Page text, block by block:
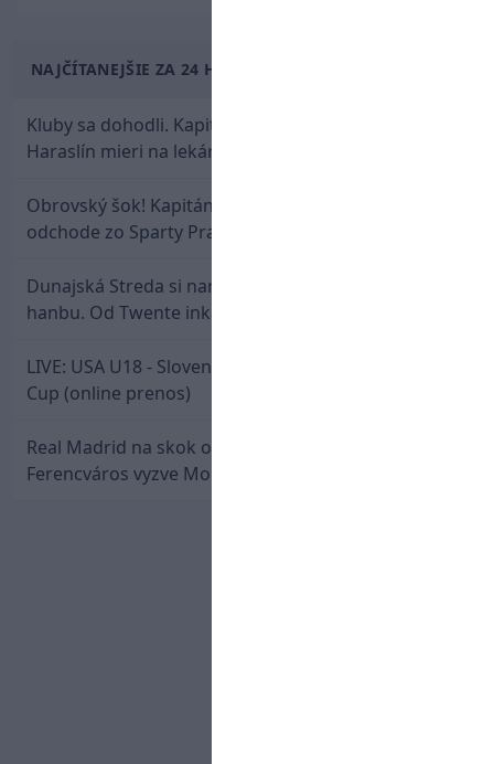
NAJČÍTANEJŠIE ZA 24 HODÍN
Kluby sa dohodli. Kapitán Sparty Praha Lukáš
Haraslín mieri na lekársku prehliadku
Obrovský šok! Kapitán Lukáš Haraslín je údajne na
odchode zo Sparty Praha
Dunajská Streda si narobila v Holandsku poriadnu
hanbu. Od Twente inkasovala poltucet
LIVE: USA U18 - Slovensko U18 / Hlinka-Gretzky
Cup (online prenos)
Real Madrid na skok od Slovenska: Borbélyho
Ferencváros vyzve Mourinhove hviezdy